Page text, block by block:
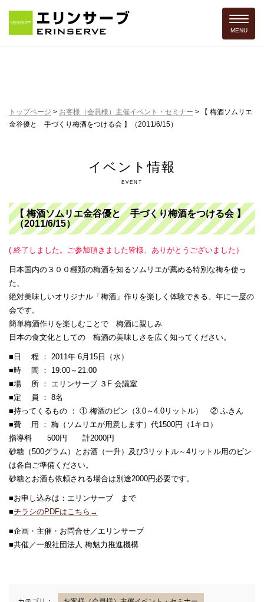
Toggle
MENU
トップページ > お客様（会員様）主催イベント・セミナー >
【 梅酒ソムリエ
金谷優と 手づくり梅酒をつける会 】（2011/6/15）
イベント情報
EVENT
【 梅酒ソムリエ金谷優と 手づくり梅酒をつける会 】
（2011/6/15）
( 終了しました。ご参加頂きました皆様、ありがとうございました）
日本国内の３００種類の梅酒を知るソムリエが薦める特別な梅を使っ
た、
絶対美味しいオリジナル「梅酒」作りを楽しく体験できる、年に一度の
会です。
簡単梅酒作りを楽しむことで 梅酒に親しみ
日本の食文化としての 梅酒の美味しさを広く知ってください。
■日 程 ： 2011年 6月15日（水）
■時 間 ： 19:00～21:00
■場 所 ： エリンサーブ ３F 会議室
■定 員 ： 8名
■持ってくるもの ： ① 梅酒のビン（3.0～4.0リットル） ② ふきん
■費 用 ： 梅（ソムリエが用意します）代1500円（1キロ）
指導料 500円 計2000円
砂糖（500グラム）とお酒（一升）及び3リットル～4リットル用のビン
は各自ご準備ください。
砂糖とお酒も依頼される場合は別途2000円必要です。
■お申し込みは：エリンサーブ まで
■チラシのPDFはこちら→
■企画・主催・お問合せ／エリンサーブ
■共催／一般社団法人 梅魅力推進機構